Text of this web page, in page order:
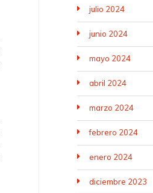
julio 2024
junio 2024
mayo 2024
abril 2024
marzo 2024
febrero 2024
enero 2024
diciembre 2023